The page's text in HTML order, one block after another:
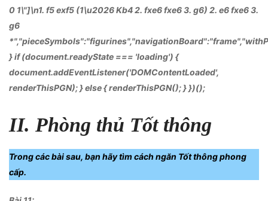
0 1\"]\n1. f5 exf5 (1\u2026 Kb4 2. fxe6 fxe6 3. g6) 2. e6 fxe6 3.
g6
} if (document.readyState === 'loading') {
document.addEventListener('DOMContentLoaded',
renderThisPGN); } else { renderThisPGN(); } })();
II. Phòng thủ Tốt thông
Trong các bài sau, bạn hãy tìm cách ngăn Tốt thông phong
cấp.